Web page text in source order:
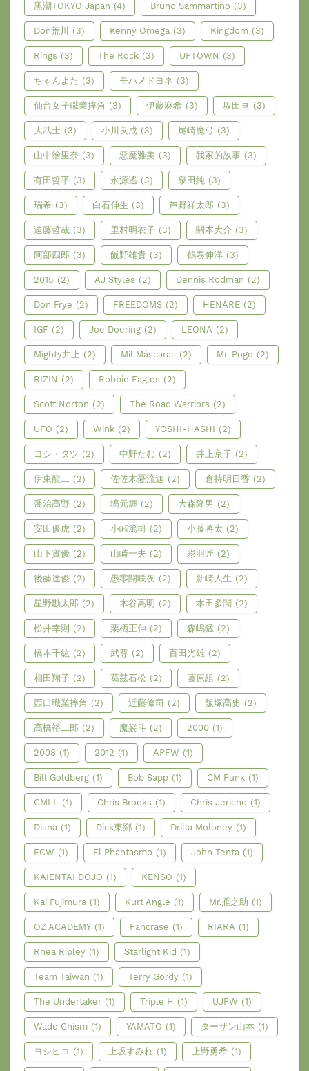
黑潮TOKYO Japan (4) Bruno Sammartino (3)
Don荒川 (3) Kenny Omega (3) Kingdom (3)
Rings (3) The Rock (3) UPTOWN (3)
ちゃんよた (3) モハメドヨネ (3)
仙台女子職業摔角 (3) 伊藤麻希 (3) 坂田亘 (3)
大武士 (3) 小川良成 (3) 尾崎魔弓 (3)
山中繪里奈 (3) 惡魔雅美 (3) 我家的故事 (3)
有田哲平 (3) 永源遙 (3) 泉田純 (3)
瑞希 (3) 白石伸生 (3) 芦野祥太郎 (3)
遠藤哲哉 (3) 里村明衣子 (3) 關本大介 (3)
阿部四郎 (3) 飯野雄貴 (3) 鶴卷伸洋 (3)
2015 (2) AJ Styles (2) Dennis Rodman (2)
Don Frye (2) FREEDOMS (2) HENARE (2)
IGF (2) Joe Doering (2) LEONA (2)
Mighty井上 (2) Mil Máscaras (2) Mr. Pogo (2)
RIZIN (2) Robbie Eagles (2)
Scott Norton (2) The Road Warriors (2)
UFO (2) Wink (2) YOSHI-HASHI (2)
ヨシ・タツ (2) 中野たむ (2) 井上京子 (2)
伊東龍二 (2) 佐佐木憂流迦 (2) 倉持明日香 (2)
喬治高野 (2) 塙元輝 (2) 大森隆男 (2)
安田優虎 (2) 小峠篤司 (2) 小藤將太 (2)
山下實優 (2) 山崎一夫 (2) 彩羽匠 (2)
後藤達俊 (2) 愚零闘咲夜 (2) 新崎人生 (2)
星野勘太郎 (2) 木谷高明 (2) 本田多聞 (2)
松井幸則 (2) 栗栖正伸 (2) 森嶋猛 (2)
橋本千紘 (2) 武尊 (2) 百田光雄 (2)
相田翔子 (2) 葛茲石松 (2) 藤原組 (2)
西口職業摔角 (2) 近藤修司 (2) 飯塚高史 (2)
高橋裕二郎 (2) 魔裟斗 (2) 2000 (1)
2008 (1) 2012 (1) APFW (1)
Bill Goldberg (1) Bob Sapp (1) CM Punk (1)
CMLL (1) Chris Brooks (1) Chris Jericho (1)
Diana (1) Dick東鄉 (1) Drilla Moloney (1)
ECW (1) El Phantasmo (1) John Tenta (1)
KAIENTAI DOJO (1) KENSO (1)
Kai Fujimura (1) Kurt Angle (1) Mr.雁之助 (1)
OZ ACADEMY (1) Pancrase (1) RIARA (1)
Rhea Ripley (1) Starlight Kid (1)
Team Taiwan (1) Terry Gordy (1)
The Undertaker (1) Triple H (1) UJPW (1)
Wade Chism (1) YAMATO (1) ターザン山本 (1)
ヨシヒコ (1) 上坂すみれ (1) 上野勇希 (1)